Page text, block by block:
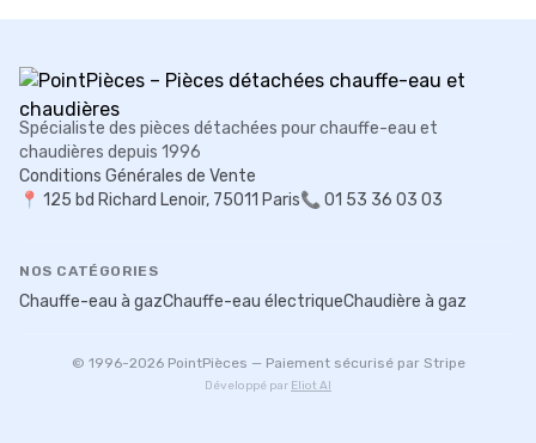
Spécialiste des pièces détachées pour chauffe-eau et
chaudières depuis 1996
Conditions Générales de Vente
📍 125 bd Richard Lenoir, 75011 Paris📞 01 53 36 03 03
NOS CATÉGORIES
Chauffe-eau à gazChauffe-eau électriqueChaudière à gaz
© 1996-2026PointPièces — Paiement sécurisé par Stripe
Développé par Eliot AI